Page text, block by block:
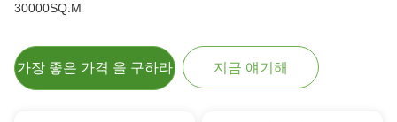
30000SQ.M
가장 좋은 가격 을 구하라 지금 얘기해